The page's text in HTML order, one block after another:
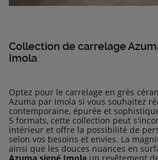
Collection de carrelage
Imola
Optez pour le carrelage en grès
Azuma par Imola si vous souhaitez
contemporaine, épurée et
5 formats, cette collection peut
intérieur et offre la possibilité de
selon vos besoins et envies. La
ainsi que les douces nuances en